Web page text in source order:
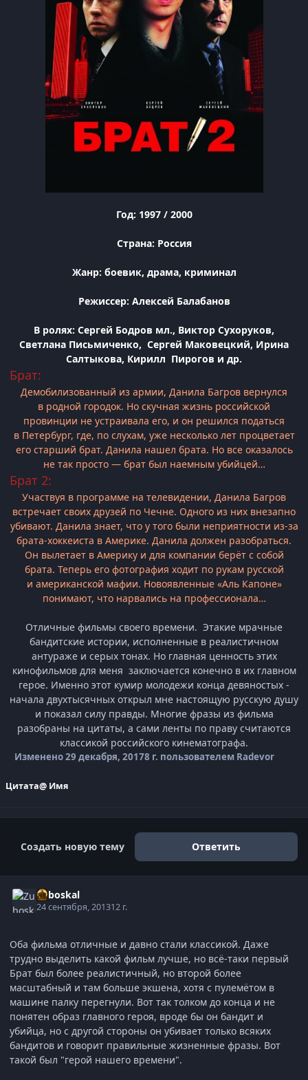
Год: 1997 / 2000
Страна: Россия
Жанр: боевик, драма, криминал
Режиссер: Алексей Балабанов
В ролях: Сергей Бодров мл., Виктор Сухоруков,
Светлана Письмиченко, Сергей Маковецкий, Ирина
Салтыкова, Кирилл Пирогов и др.
Брат:
Демобилизованный из армии, Данила Багров вернулся
в родной городок. Но скучная жизнь российской
провинции не устраивала его, и он решился податься
в Петербург, где, по слухам, уже несколько лет процветает
его старший брат. Данила нашел брата. Но все оказалось
не так просто — брат был наемным убийцей…
Брат 2:
Участвуя в программе на телевидении, Данила Багров
встречает своих друзей по Чечне. Одного из них внезапно
убивают. Данила знает, что у того были неприятности из-за
брата-хоккеиста в Америке. Данила должен разобраться.
Он вылетает в Америку и для компании берёт с собой
брата. Теперь его фотография ходит по рукам русской
и американской мафии. Новоявленные «Аль Капоне»
понимают, что нарвались на профессионала…
Отличные фильмы своего времени. Этакие мрачные
бандитские истории, исполненные в реалистичном
антураже и серых тонах. Но главная ценность этих
кинофильмов для меня заключается конечно в их главном
герое. Именно этот кумир молодежи конца девяностых -
начала двухтысячных открыл мне настоящую русскую душу
и показал силу правды. Многие фразы из фильма
разобраны на цитаты, а сами ленты по праву считаются
классикой российского кинематографа.
Изменено29 декабря, 20178 г. пользователем Radevor
Цитата@ Имя
Создать новую тему Ответить
Zuboskal
24 сентября, 201312 г.
Оба фильма отличные и давно стали классикой. Даже
трудно выделить какой фильм лучше, но всё-таки первый
Брат был более реалистичный, но второй более
масштабный и там больше экшена, хотя с пулемётом в
машине палку перегнули. Вот так толком до конца и не
понятен образ главного героя, вроде бы он бандит и
убийца, но с другой стороны он убивает только всяких
бандитов и говорит правильные жизненные фразы. Вот
такой был "герой нашего времени".